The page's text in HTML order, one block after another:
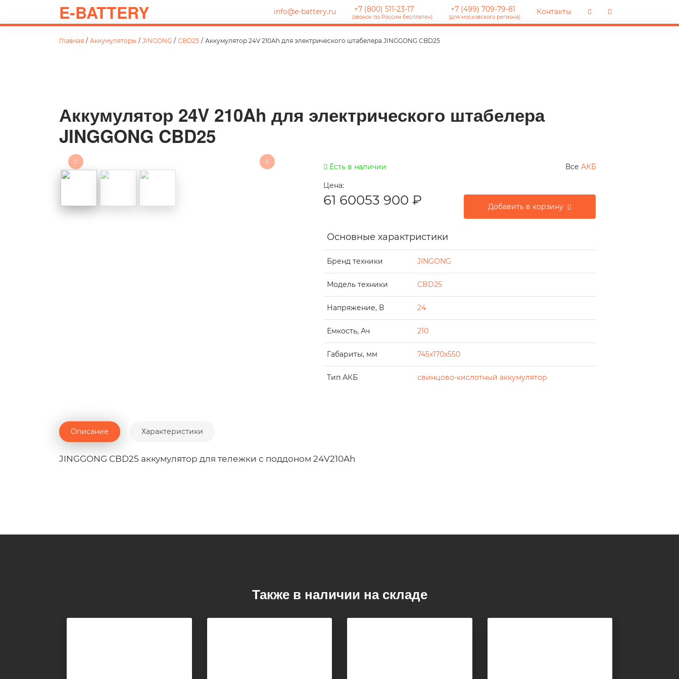
E-BATTERY info@e-battery.ru +7 (800) 511-23-17
(звонок по России бесплатен)
+7 (499) 709-79-81
(для московского региона)
Контакты
Главная / Аккумуляторы / JINGONG / CBD25 / Аккумулятор 24V 210Ah для электрического штабелера JINGGONG CBD25
Аккумулятор 24V 210Ah для электрического штабелера
JINGGONG CBD25
Есть в наличии Все АКБ
Цена:
61 60053 900 ₽ Добавить в корзину
Основные характристики
Бренд техники JINGONG
Модель техники CBD25
Напряжение, В 24
Емкость, Ач 210
Габариты, мм 745x170x550
Тип АКБ свинцово-кислотный аккумулятор
Описание Характеристики
JINGGONG CBD25 аккумулятор для тележки с поддоном 24V210Ah
Также в наличии на складе